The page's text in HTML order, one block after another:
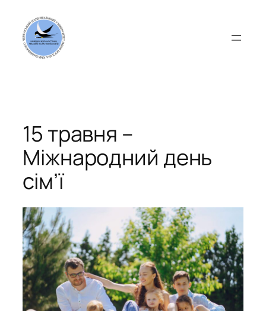
вмісту
15 травня –
Міжнародний день
сім’ї